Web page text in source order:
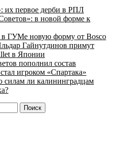
их первое дерби в РПЛ
в новой форме к
в ГУМе новую форму от Bosco
Гайнутдинов примут
в Японии
пополнил состав
игроком «Спартака»
ли калининградцам